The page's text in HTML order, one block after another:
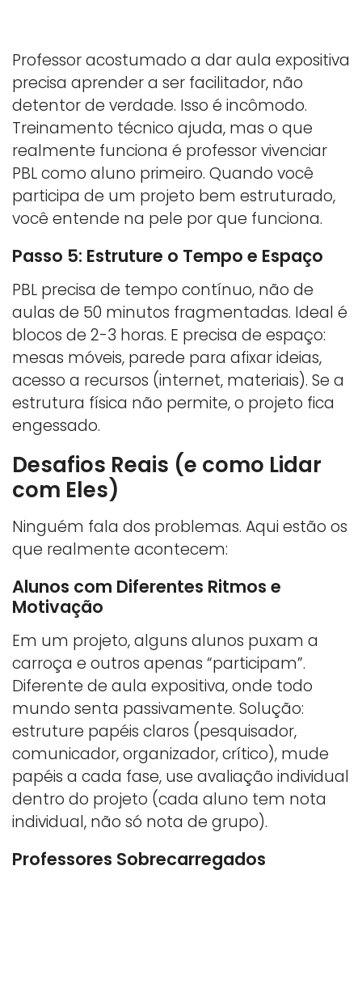
Professor acostumado a dar aula expositiva
precisa aprender a ser facilitador, não
detentor de verdade. Isso é incômodo.
Treinamento técnico ajuda, mas o que
realmente funciona é professor vivenciar
PBL como aluno primeiro. Quando você
participa de um projeto bem estruturado,
você entende na pele por que funciona.
Passo 5: Estruture o Tempo e Espaço
PBL precisa de tempo contínuo, não de
aulas de 50 minutos fragmentadas. Ideal é
blocos de 2-3 horas. E precisa de espaço:
mesas móveis, parede para afixar ideias,
acesso a recursos (internet, materiais). Se a
estrutura física não permite, o projeto fica
engessado.
Desafios Reais (e como Lidar
com Eles)
Ninguém fala dos problemas. Aqui estão os
que realmente acontecem:
Alunos com Diferentes Ritmos e
Motivação
Em um projeto, alguns alunos puxam a
carroça e outros apenas “participam”.
Diferente de aula expositiva, onde todo
mundo senta passivamente. Solução:
estruture papéis claros (pesquisador,
comunicador, organizador, crítico), mude
papéis a cada fase, use avaliação individual
dentro do projeto (cada aluno tem nota
individual, não só nota de grupo).
Professores Sobrecarregados